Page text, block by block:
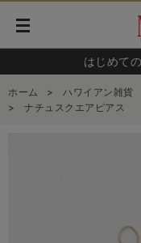
はじめて
ホーム > ハワイアン雑貨
>
ナチュスクエアピアス